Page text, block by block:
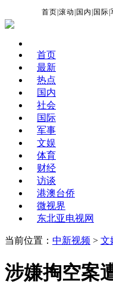
首页 |滚动 国内 国际 |
首页
最新
热点
国内
社会
国际
军事
文娱
体育
财经
访谈
港澳台侨
微视界
东北亚电视网
当前位置： 中新视频 > 文
涉嫌掏空案